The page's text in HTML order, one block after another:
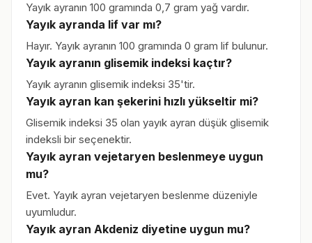
Yayık ayranın 100 gramında 0,7 gram yağ vardır.
Yayık ayranda lif var mı?
Hayır. Yayık ayranın 100 gramında 0 gram lif bulunur.
Yayık ayranın glisemik indeksi kaçtır?
Yayık ayranın glisemik indeksi 35'tir.
Yayık ayran kan şekerini hızlı yükseltir mi?
Glisemik indeksi 35 olan yayık ayran düşük glisemik
indeksli bir seçenektir.
Yayık ayran vejetaryen beslenmeye uygun
mu?
Evet. Yayık ayran vejetaryen beslenme düzeniyle
uyumludur.
Yayık ayran Akdeniz diyetine uygun mu?